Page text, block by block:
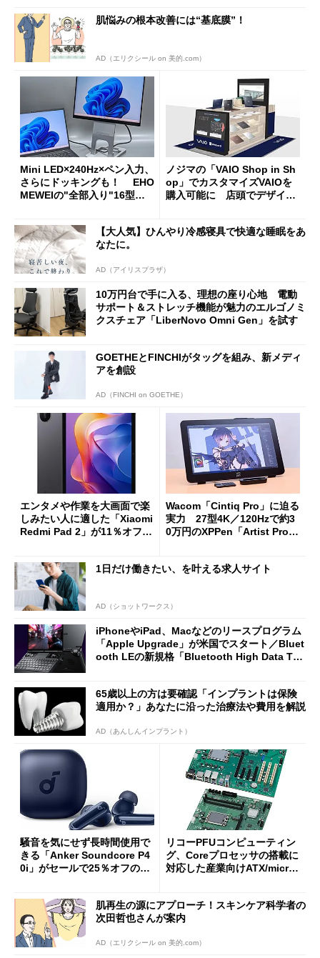
肌悩みの根本改善には“基底膜”！
AD（エリクシール on 美的.com）
Mini LED×240Hz×ペン入力、
さらにドッキングも！ EHO
MEWEIの"全部入り"16型モ
ノジマの「VAIO Shop in Sh
op」でカスタマイズVAIOを
購入可能に 店頭でデザイン
【大人気】ひんやり冷感寝具で快適な睡眠をあ
なたに。
AD（アイリスプラザ）
10万円台で手に入る、理想の座り心地 電動
サポート＆ストレッチ機能が魅力のエルゴノミ
クスチェア「LiberNovo Omni Gen」を試す
GOETHEとFINCHIがタッグを組み、新メディ
アを創設
AD（FINCHI on GOETHE）
エンタメや作業を大画面で楽
しみたい人に適した「Xiaomi
Redmi Pad 2」が11％オフの
Wacom「Cintiq Pro」に迫る
実力 27型4K／120Hzで約3
0万円のXPPen「Artist Pro 2
1日だけ働きたい、を叶える求人サイト
AD（ショットワークス）
iPhoneやiPad、Macなどのリースプログラム
「Apple Upgrade」が米国でスタート／Bluet
ooth LEの新規格「Bluetooth High Data Thr
65歳以上の方は要確認「インプラントは保険
適用か？」あなたに沿った治療法や費用を解説
AD（あんしんインプラント）
騒音を気にせず長時間使用で
きる「Anker Soundcore P4
0i」がセールで25％オフの59
リコーPFUコンピューティン
グ、Coreプロセッサの搭載に
対応した産業向けATX/micro
肌再生の源にアプローチ！スキンケア科学者の
次田哲也さんが案内
AD（エリクシール on 美的.com）